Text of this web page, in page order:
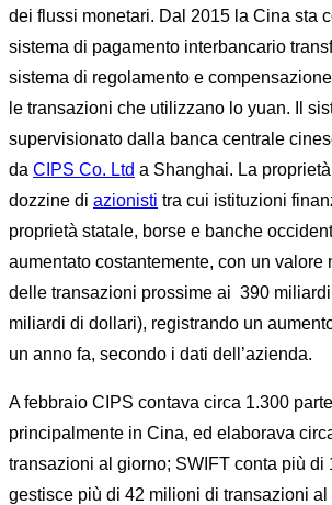
dei flussi monetari. Dal 2015 la Cina sta
sistema di pagamento interbancario
sistema di regolamento e
le transazioni che utilizzano lo yuan. Il
supervisionato dalla banca centrale
da CIPS Co. Ltd a Shanghai. La
dozzine di azionisti tra cui istituzioni
proprietà statale, borse e banche
aumentato costantemente, con un valore
delle transazioni prossime ai 390
miliardi di dollari), registrando un
un anno fa, secondo i dati dell’azienda.
A febbraio CIPS contava circa 1.300
principalmente in Cina, ed elaborava
transazioni al giorno; SWIFT conta più di
gestisce più di 42 milioni di transazioni al